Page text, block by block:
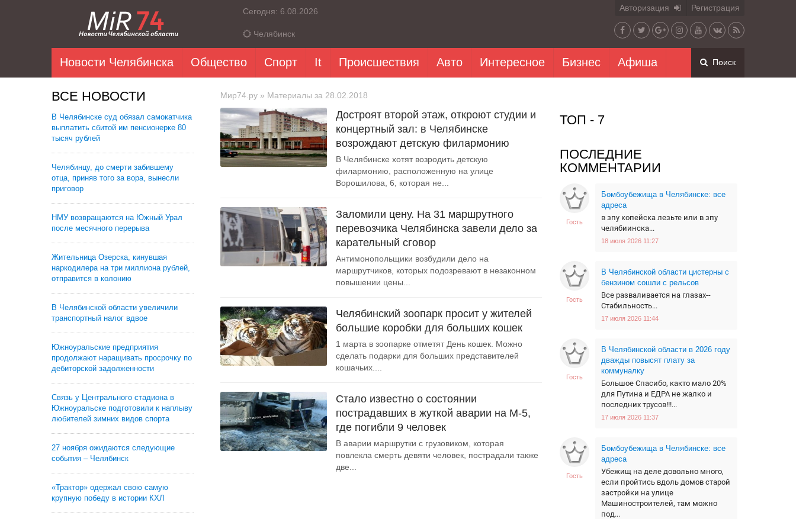
Сегодня: 6.08.2026
Челябинск
Авторизация Регистрация
Новости Челябинска Общество Спорт It Происшествия Авто Интересное Бизнес Афиша Поиск
ВСЕ НОВОСТИ
В Челябинске суд обязал самокатчика
выплатить сбитой им пенсионерке 80
тысяч рублей
Челябинцу, до смерти забившему
отца, приняв того за вора, вынесли
приговор
НМУ возвращаются на Южный Урал
после месячного перерыва
Жительница Озерска, кинувшая
наркодилера на три миллиона рублей,
отправится в колонию
В Челябинской области увеличили
транспортный налог вдвое
Южноуральские предприятия
продолжают наращивать просрочку по
дебиторской задолженности
Связь у Центрального стадиона в
Южноуральске подготовили к наплыву
любителей зимних видов спорта
27 ноября ожидаются следующие
события – Челябинск
«Трактор» одержал свою самую
крупную победу в истории КХЛ
ТОП - 7
ПОСЛЕДНИЕ
КОММЕНТАРИИ
Гость
Бомбоубежища в Челябинске: все
адреса
в зпу копейска лезьте или в зпу
челябиинска...
18 июля 2026 11:27
Гость
В Челябинской области цистерны с
бензином сошли с рельсов
Все разваливается на глазах--
Стабильность...
17 июля 2026 11:44
Гость
В Челябинской области в 2026 году
дважды повысят плату за
коммуналку
Большое Спасибо, както мало 20%
для Путина и ЕДРА не жалко и
последних трусов!!!...
17 июля 2026 11:37
Гость
Бомбоубежища в Челябинске: все
адреса
Убежищ на деле довольно много,
если пройтись вдоль домов старой
застройки на улице
Машиностроителей, там можно
под...
Мир74.ру » Материалы за 28.02.2018
Достроят второй этаж, откроют студии и
концертный зал: в Челябинске
возрождают детскую филармонию
В Челябинске хотят возродить детскую
филармонию, расположенную на улице
Ворошилова, 6, которая не...
Заломили цену. На 31 маршрутного
перевозчика Челябинска завели дело за
карательный сговор
Антимонопольщики возбудили дело на
маршрутчиков, которых подозревают в незаконном
повышении цены...
Челябинский зоопарк просит у жителей
большие коробки для больших кошек
1 марта в зоопарке отметят День кошек. Можно
сделать подарки для больших представителей
кошачьих....
Стало известно о состоянии
пострадавших в жуткой аварии на М-5,
где погибли 9 человек
В аварии маршрутки с грузовиком, которая
повлекла смерть девяти человек, пострадали также
две...